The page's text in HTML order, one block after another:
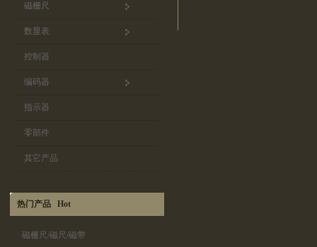
磁栅尺
数显表
控制器
编码器
指示器
零部件
其它产品
热门产品 Hot
· 磁栅尺/磁尺/磁带